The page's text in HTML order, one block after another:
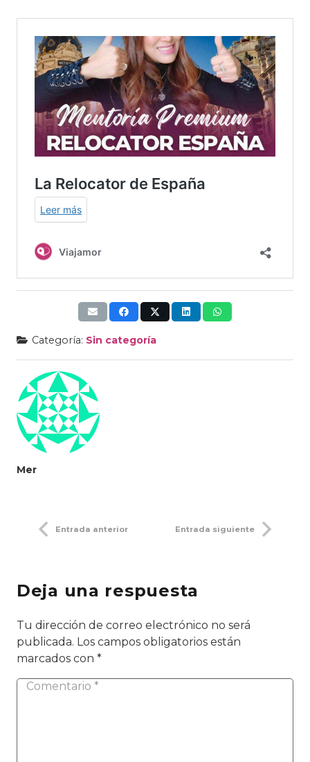
Categoría: Sin categoría
Mer
Entrada anterior Entrada siguiente
Deja una respuesta
Tu dirección de correo electrónico no será
publicada. Los campos obligatorios están
marcados con *